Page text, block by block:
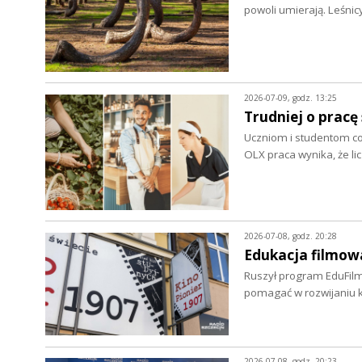
powoli umierają.
2026-07-09, godz. 13:25
Trudniej o pracę
Uczniom i studentom
OLX praca wynika, że
2026-07-08, godz. 20:28
Edukacja
Ruszył program
pomagać w rozwijaniu